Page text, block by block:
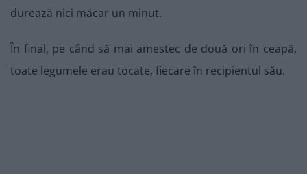
durează nici măcar un minut.
În final, pe când să mai amestec de două ori în ceapă,
toate legumele erau tocate, fiecare în recipientul său.